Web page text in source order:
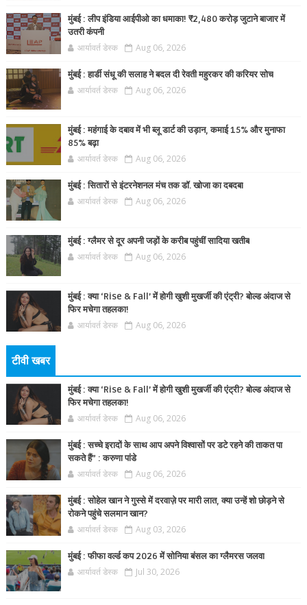
मुंबई : लीप इंडिया आईपीओ का धमाका! ₹2,480 करोड़ जुटाने बाजार में
उतरी कंपनी
आर्यावर्त डेस्क Aug 06, 2026
मुंबई : हार्डी संधू की सलाह ने बदल दी रेवती महुरकर की करियर सोच
आर्यावर्त डेस्क Aug 06, 2026
मुंबई : महंगाई के दबाव में भी ब्लू डार्ट की उड़ान, कमाई 15% और मुनाफा
85% बढ़ा
आर्यावर्त डेस्क Aug 06, 2026
मुंबई : सितारों से इंटरनेशनल मंच तक डॉ. खोजा का दबदबा
आर्यावर्त डेस्क Aug 06, 2026
मुंबई : ग्लैमर से दूर अपनी जड़ों के करीब पहुंचीं सादिया खतीब
आर्यावर्त डेस्क Aug 06, 2026
मुंबई : क्या ‘Rise & Fall’ में होगी खुशी मुखर्जी की एंट्री? बोल्ड अंदाज से
फिर मचेगा तहलका!
आर्यावर्त डेस्क Aug 06, 2026
टीवी खबर
मुंबई : क्या ‘Rise & Fall’ में होगी खुशी मुखर्जी की एंट्री? बोल्ड अंदाज से
फिर मचेगा तहलका!
आर्यावर्त डेस्क Aug 06, 2026
मुंबई : सच्चे इरादों के साथ आप अपने विश्वासों पर डटे रहने की ताकत पा
सकते हैं” : करुणा पांडे
आर्यावर्त डेस्क Aug 06, 2026
मुंबई : सोहेल खान ने गुस्से में दरवाज़े पर मारी लात, क्या उन्हें शो छोड़ने से
रोकने पहुंचे सलमान खान?
आर्यावर्त डेस्क Aug 03, 2026
मुंबई : फीफा वर्ल्ड कप 2026 में सोनिया बंसल का ग्लैमरस जलवा
आर्यावर्त डेस्क Jul 30, 2026